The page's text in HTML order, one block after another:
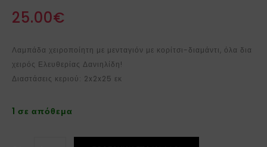
25.00€
Λαμπάδα χειροποίητη με μενταγιόν με κορίτσι-διαμάντι, όλα δια
χειρός Ελευθερίας Δανιηλίδη!
Διαστάσεις κεριού: 2x2x25 εκ
1 σε απόθεμα